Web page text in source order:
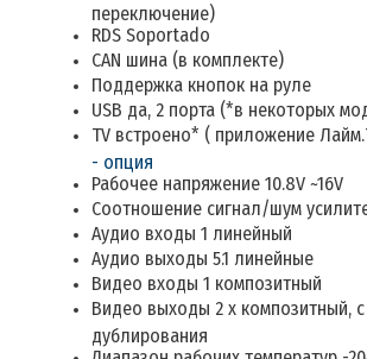
переключение)
RDS Soportado
CAN шина (в комплекте)
Поддержка кнопок на руле
USB да, 2 порта (*в некоторых
TV встроено* ( приложение
- опция
Рабочее напряжение 10.8V ~16V
Соотношение сигнал/шум
Аудио входы 1 линейный
Аудио выходы 5.1 линейные
Видео входы 1 композитный
Видео выходы 2 х композитный,
дублирования